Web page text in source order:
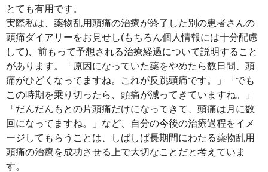
とても有用です。
実際私は、薬物乱用頭痛の治療が終了した別の患者さんの
頭痛ダイアリーをお見せし(もちろん個人情報には十分配慮
して)、前もって予想される治療経過について説明すること
があります。「原因になっていた薬をやめたら数日間、頭
痛がひどくなってますね。これが反跳頭痛です。」「でも
この時期を乗り切ったら、頭痛が減ってきていますね。」
「だんだんもとの片頭痛だけになってきて、頭痛は月に数
回になってますね。」など、自分の今後の治療過程をイメ
ージしてもらうことは、しばしば長期間にわたる薬物乱用
頭痛の治療を成功させる上で大切なことだと考えていま
す。